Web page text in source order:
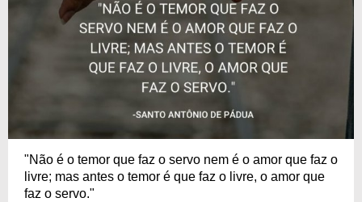
"Não é o temor que faz o servo nem é o amor que faz o
livre; mas antes o temor é que faz o livre, o amor que
faz o servo."